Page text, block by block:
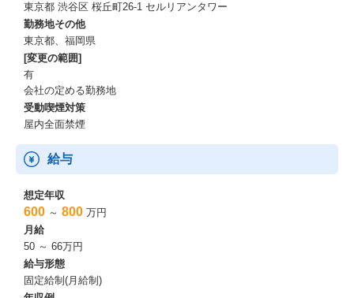
【働き方】
・週2日のオフィス出社と週3日のリモートワークを取り入れたハ
イブリッド勤務制度を推奨しています。
・残業時間は全社平均して月に20時間程、メリハリを重視してい
ます。
・服装や髪型については自由です。
【就業環境について】
✔職場は明るくフラットな雰囲気。服装や髪型も自由です。
✔オフィス出社時にはカフェが利用でき、種類豊富ドリンクやビュ
ッフェ（予約制）が無料です。
✔GMOインターネットグループの充実した福利厚生が利用できま
す。Barタイムなどコミュニケーションをとりながら楽しくお仕事
が出来る環境です。
ご興味お持ち頂いた貴方からエントリーを、お待ちしておりま
す。
東京都 渋谷区 桜丘町26-1 セルリアンタワー
勤務地その他
東京都、福岡県
[変更の範囲]
有
会社の定める勤務地
受動喫煙対策
屋内全面禁煙
給与
想定年収
600 ～ 800 万円
月給
50 ～ 66万円
給与形態
固定給制(月給制)